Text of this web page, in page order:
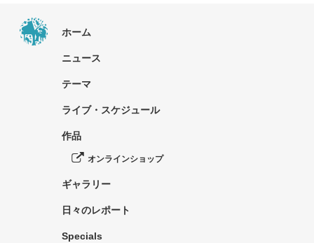
ホーム
ニュース
テーマ
ライブ・スケジュール
作品
オンラインショップ
ギャラリー
日々のレポート
Specials